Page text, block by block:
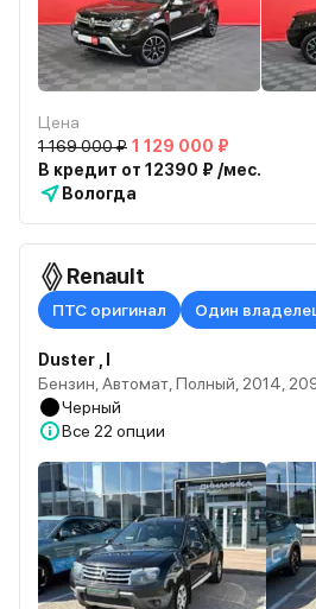
Цена
1 169 000 ₽ 1 129 000 ₽
В кредит от 12390 ₽ /мес.
Вологда
Renault
ПТС оригинал Один
Duster , I
Бензин, Автомат, Полный, 2014,
Черный
Все 22 опции